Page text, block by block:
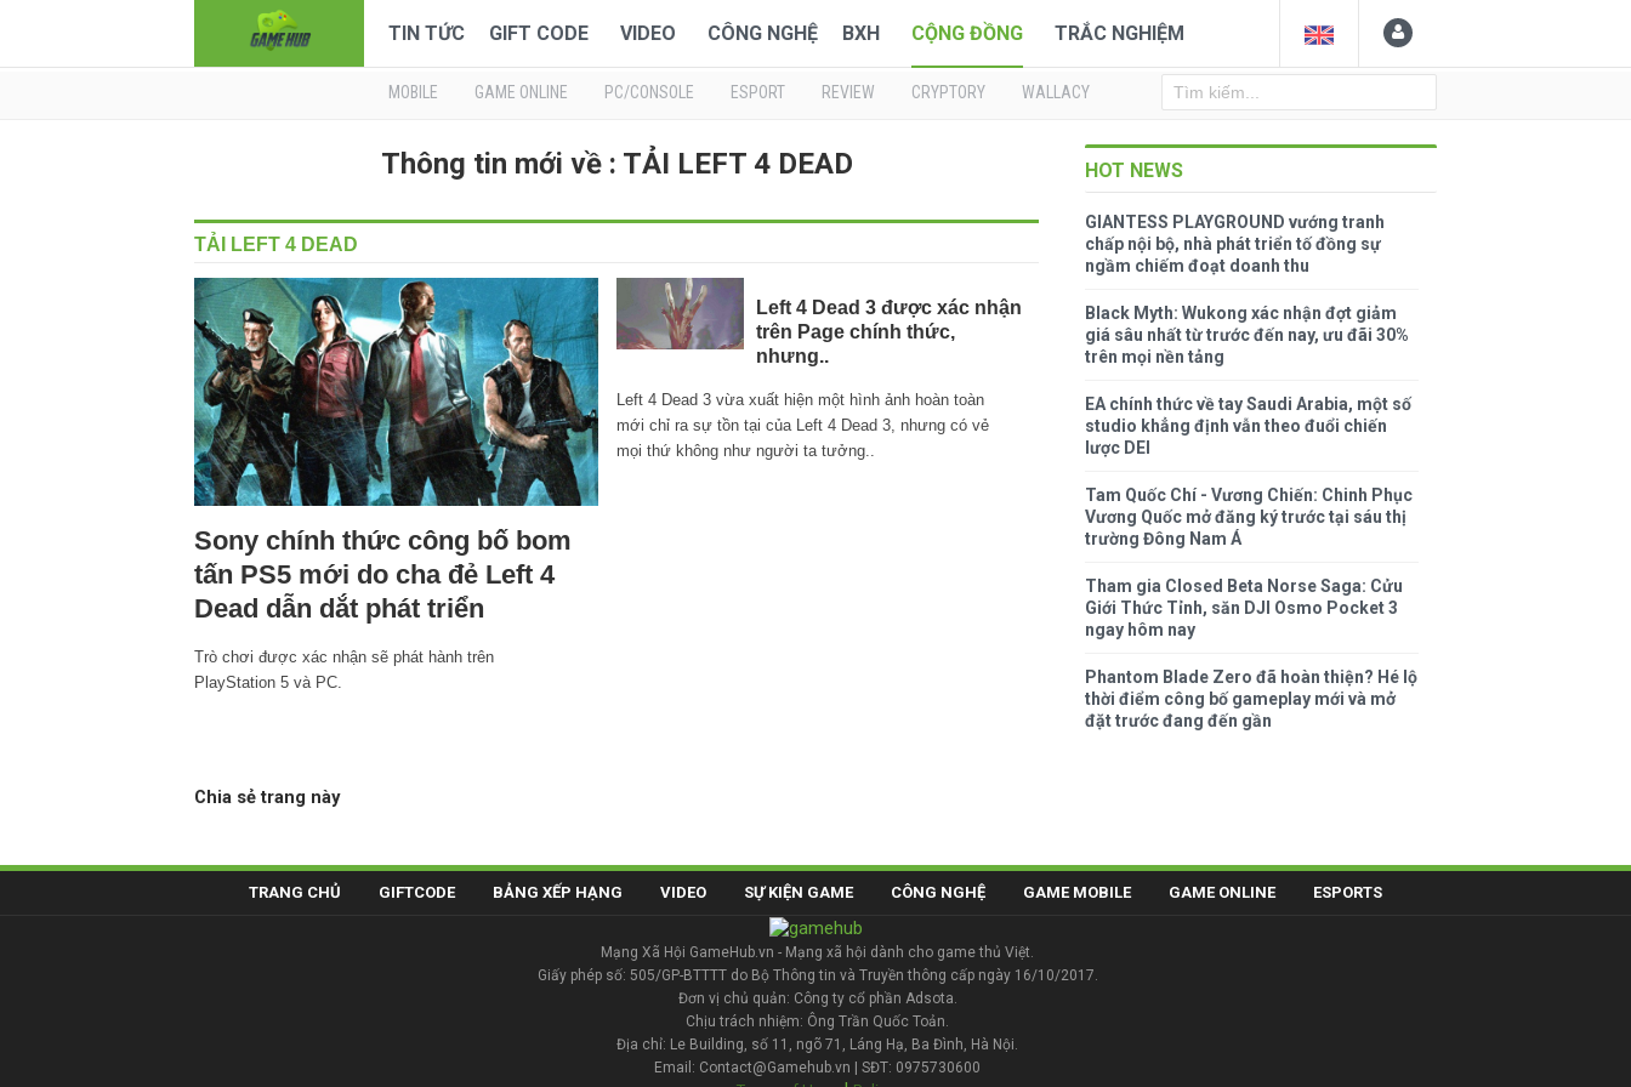
TIN TỨC GIFT CODE VIDEO CÔNG NGHỆ BXH CỘNG ĐỒNG TRẮC NGHIỆM
MOBILE GAME ONLINE PC/CONSOLE ESPORT REVIEW CRYPTORY WALLACY
Thông tin mới về : TẢI LEFT 4 DEAD
TẢI LEFT 4 DEAD
Sony chính thức công bố bom
tấn PS5 mới do cha đẻ Left 4
Dead dẫn dắt phát triển
Trò chơi được xác nhận sẽ phát hành trên
PlayStation 5 và PC.
Left 4 Dead 3 được xác nhận
trên Page chính thức,
nhưng..
Left 4 Dead 3 vừa xuất hiện một hình ảnh hoàn toàn
mới chỉ ra sự tồn tại của Left 4 Dead 3, nhưng có vẻ
mọi thứ không như người ta tưởng..
Chia sẻ trang này
HOT NEWS
GIANTESS PLAYGROUND vướng tranh
chấp nội bộ, nhà phát triển tố đồng sự
ngầm chiếm đoạt doanh thu
Black Myth: Wukong xác nhận đợt giảm
giá sâu nhất từ trước đến nay, ưu đãi 30%
trên mọi nền tảng
EA chính thức về tay Saudi Arabia, một số
studio khẳng định vẫn theo đuổi chiến
lược DEI
Tam Quốc Chí - Vương Chiến: Chinh Phục
Vương Quốc mở đăng ký trước tại sáu thị
trường Đông Nam Á
Tham gia Closed Beta Norse Saga: Cửu
Giới Thức Tỉnh, săn DJI Osmo Pocket 3
ngay hôm nay
Phantom Blade Zero đã hoàn thiện? Hé lộ
thời điểm công bố gameplay mới và mở
đặt trước đang đến gần
TRANG CHỦ GIFTCODE BẢNG XẾP HẠNG VIDEO SỰ KIỆN GAME CÔNG NGHỆ GAME MOBILE GAME ONLINE ESPORTS
Mạng Xã Hội GameHub.vn - Mạng xã hội dành cho game thủ Việt.
Giấy phép số: 505/GP-BTTTT do Bộ Thông tin và Truyền thông cấp ngày 16/10/2017.
Đơn vị chủ quản: Công ty cổ phần Adsota.
Chịu trách nhiệm: Ông Trần Quốc Toản.
Địa chỉ: Le Building, số 11, ngõ 71, Láng Hạ, Ba Đình, Hà Nội.
Email: Contact@Gamehub.vn | SĐT: 0975730600